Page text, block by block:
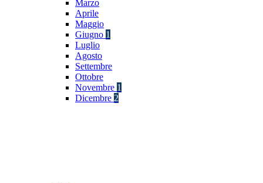
Marzo
Aprile
Maggio
Giugno 1
Luglio
Agosto
Settembre
Ottobre
Novembre 1
Dicembre 2